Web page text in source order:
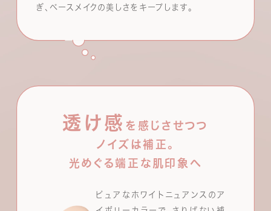
ぎ、ベースメイクの美しさをキープします。
透け感 を感じさせつつ
ノイズは補正。
光めぐる端正な肌印象へ
ピュアなホワイトニュアンスのア